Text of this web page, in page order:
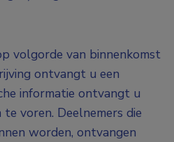
volgorde van binnenkomst
ontvangt u een
informatie ontvangt u
voren. Deelnemers die
worden, ontvangen